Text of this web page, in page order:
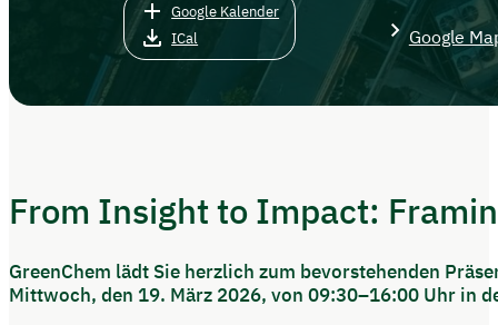
From Insight to Impact:
GreenChem lädt Sie herzlich zum bevorstehenden
Mittwoch, den 19. März 2026, von 09:30–16:00 Uhr in
Google Kalender
ICal
Google